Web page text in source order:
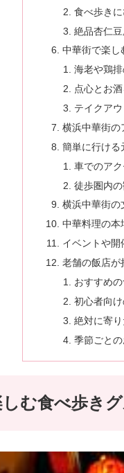
食べ歩き
絶品杏仁
中華街で楽し
海老や鶏
点心とお
テイクア
横浜中華街の
簡単に行ける
車でのア
徒歩圏内
横浜中華街の
中華料理の本
イベントや開
老舗の飯店が
おすすめ
初心者向
絶対に寄
季節ごと
む食べ歩き